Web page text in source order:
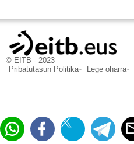
© EITB - 2023
Pribatutasun Politika
Lege oharra